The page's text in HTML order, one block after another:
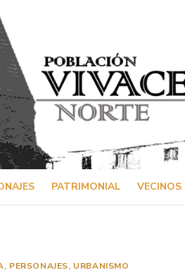
PATRIMONIAL VECINOS
, PERSONAJES, URBANISMO